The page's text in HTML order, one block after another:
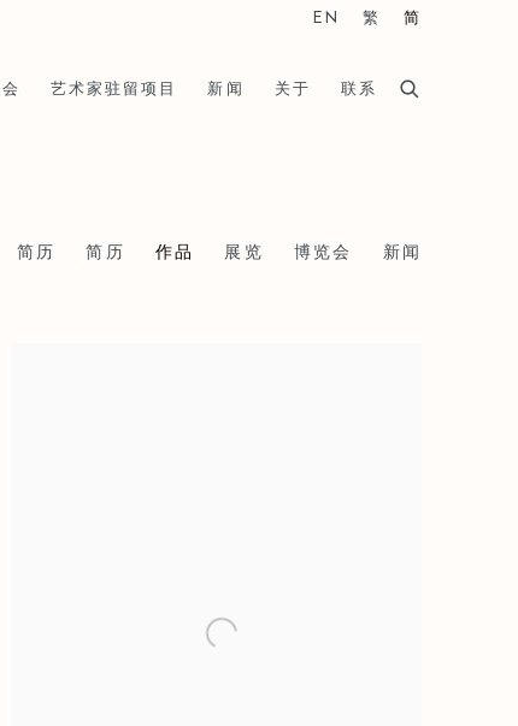
艺术家驻留项目 新闻 关于 联系
EN 繁 简
简历 简历 作品 展览 博览会 新闻